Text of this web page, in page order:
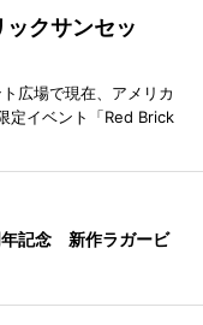
クサンセッ
広場で現在、アメリカ
定イベント「Red Brick
年記念 新作ラガービ